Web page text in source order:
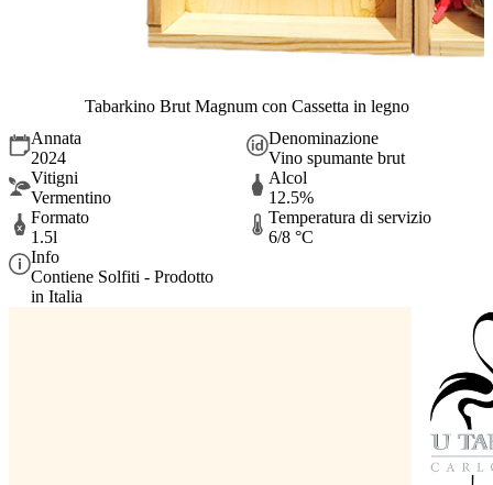
Tabarkino Brut Magnum con Cassetta in legno
Annata
2024
Denominazione
Vino spumante brut
Vitigni
Vermentino
Alcol
12.5%
Formato
1.5l
Temperatura di servizio
6/8 °C
Info
Contiene Solfiti - Prodotto
in Italia